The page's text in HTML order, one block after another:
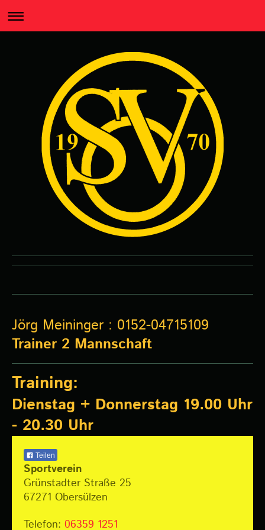
Jörg Meininger : 0152-04715109
Trainer 2 Mannschaft
Training:
Dienstag + Donnerstag 19.00 Uhr
- 20.30 Uhr
Teilen
Sportverein
Grünstadter Straße 25
67271 Obersülzen
Telefon: 06359 1251